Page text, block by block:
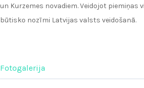
un Kurzemes novadiem. Veidojot
būtisko nozīmi Latvijas valsts veidošanā.
Fotogalerija